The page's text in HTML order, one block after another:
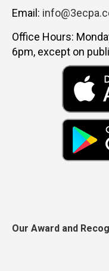
Email:
Office Hours:
6pm, except on
Our Award and